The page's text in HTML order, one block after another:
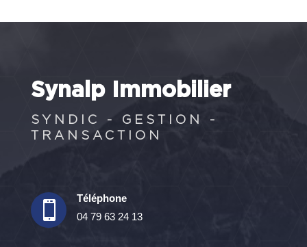
Synalp Immobilier
SYNDIC - GESTION -
TRANSACTION

Téléphone
04 79 63 24 13